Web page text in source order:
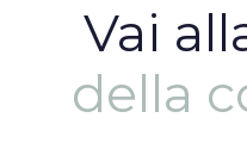
Vai
della